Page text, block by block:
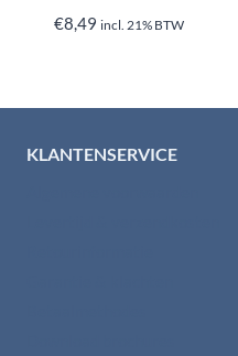
€8,49 incl. 21% BTW
KLANTENSERVICE